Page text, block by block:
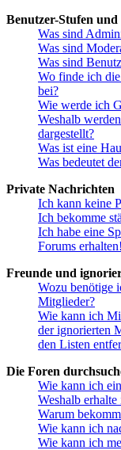
Benutzer-Stufen
Was sind
Was sind
Was sind
Wo finde ich
bei?
Wie werde ich
Weshalb
dargestellt?
Was ist eine
Was bedeutet
Private Nachrichten
Ich kann keine
Ich bekomme
Ich habe eine
Forums erhalten!
Freunde und
Wozu benötige
Mitglieder?
Wie kann ich
der ignorierten
den Listen
Die Foren
Wie kann ich
Weshalb
Warum
Wie kann ich
Wie kann ich